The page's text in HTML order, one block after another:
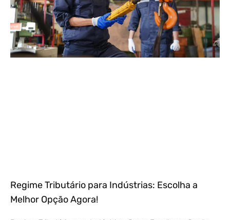
Regime Tributário para Indústrias: Escolha a
Melhor Opção Agora!